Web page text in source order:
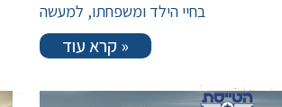
בחיי הילד ומשפחתו, למעשה
קרא עוד »